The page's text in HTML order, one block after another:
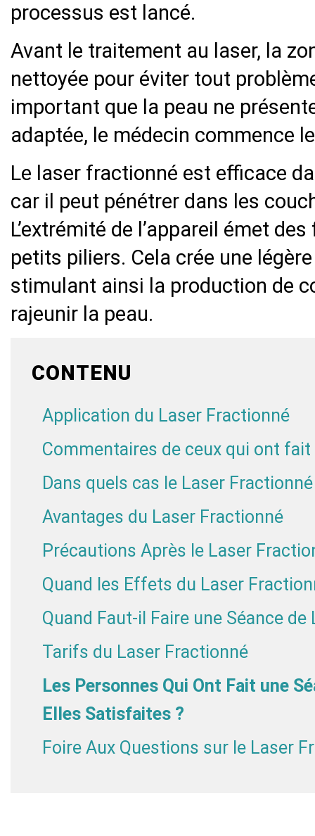
processus est lancé.
Avant le traitement au laser, la
nettoyée pour éviter tout
important que la peau ne
adaptée, le médecin commence
Le laser fractionné est efficace
car il peut pénétrer dans les
L’extrémité de l’appareil émet
petits piliers. Cela crée une
stimulant ainsi la production de
rajeunir la peau.
CONTENU
Application du Laser Fractionné
Commentaires de ceux qui ont
Dans quels cas le Laser
Avantages du Laser Fractionné
Précautions Après le Laser
Quand les Effets du Laser
Quand Faut-il Faire une Séance
Tarifs du Laser Fractionné
Les Personnes Qui Ont Fait une
Elles Satisfaites ?
Foire Aux Questions sur le Laser